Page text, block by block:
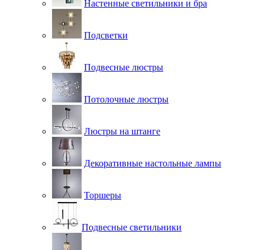
Настенные светильники и бра
Подсветки
Подвесные люстры
Потолочные люстры
Люстры на штанге
Декоративные настольные лампы
Торшеры
Подвесные светильники